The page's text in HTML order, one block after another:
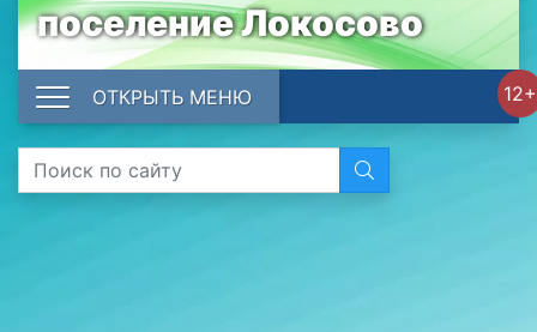
поселение Локосово
12+
ОТКРЫТЬ МЕНЮ